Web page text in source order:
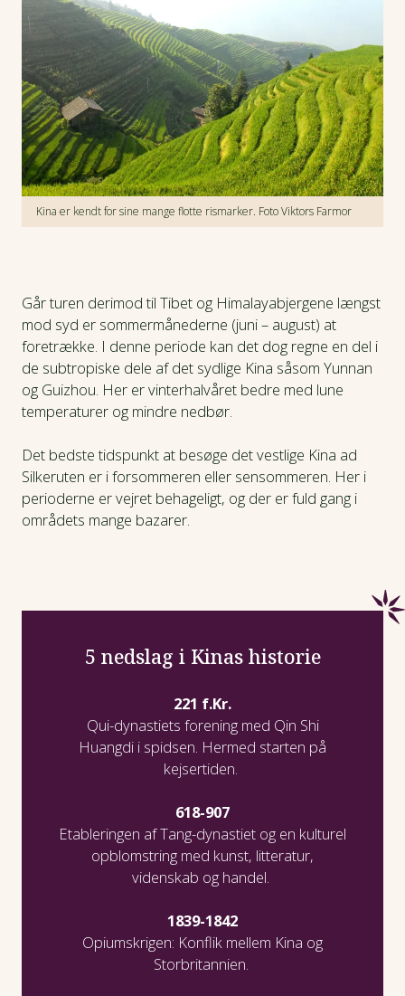
Hovedstaden Beijing i Kina. Foto Viktors Farmor
Det muslimske kvarter i Xiang. Foto Viktors Farmor
politisk emne. Historisk set har den lille ø ud for
Kinas østkyst skiftet mellem at være på kinesiske
og japanske hænder. Men siden 1949 har Taiwan
påberåbt sig selvstændighed, og landet er siden
1996 blevet ledet af en demokratisk folkevalgt
præsident. Men Kina anser Taiwan som en
udbryderprovins, der er en retmæssig del af Kina.
Derfor frygter mange i Taiwan, at Kina kan finde
på at ’genforene’ øen med resten af Kina. En
mulighed Kinas præsident Xi Jinping har luftet ved
flere lejligheder.
Kina er kendt for sine mange flotte rismarker. Foto Viktors Farmor
Går turen derimod til Tibet og Himalayabjergene længst
mod syd er sommermånederne (juni – august) at
foretrække. I denne periode kan det dog regne en del i
de subtropiske dele af det sydlige Kina såsom Yunnan
og Guizhou. Her er vinterhalvåret bedre med lune
temperaturer og mindre nedbør.
Det bedste tidspunkt at besøge det vestlige Kina ad
Silkeruten er i forsommeren eller sensommeren. Her i
perioderne er vejret behageligt, og der er fuld gang i
områdets mange bazarer.
5 nedslag i Kinas historie
221 f.Kr.
Qui-dynastiets forening med Qin Shi
Huangdi i spidsen. Hermed starten på
kejsertiden.
618-907
Etableringen af Tang-dynastiet og en kulturel
opblomstring med kunst, litteratur,
videnskab og handel.
1839-1842
Opiumskrigen: Konflik mellem Kina og
Storbritannien.